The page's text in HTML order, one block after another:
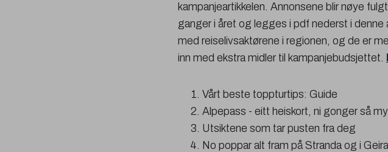
kampanjeartikkelen. Annonsene blir nøye
ganger i året og legges i pdf nederst i denne
med reiselivsaktørene i regionen, og de er
inn med ekstra midler til kampanjebudsjettet.
Vårt beste toppturtips: Guide
Alpepass - eitt heiskort, ni gonger så
Utsiktene som tar pusten fra deg
No poppar alt fram på Stranda og i